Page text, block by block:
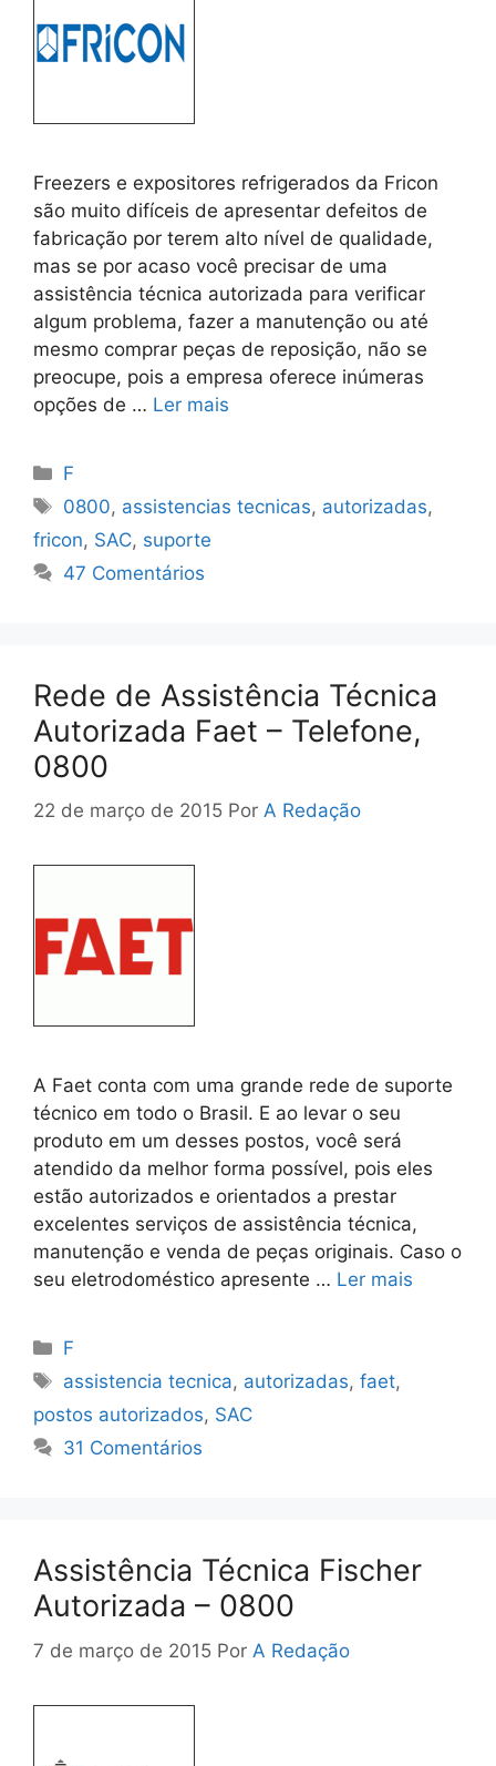
Freezers e expositores refrigerados da Fricon
são muito difíceis de apresentar defeitos de
fabricação por terem alto nível de qualidade,
mas se por acaso você precisar de uma
assistência técnica autorizada para verificar
algum problema, fazer a manutenção ou até
mesmo comprar peças de reposição, não se
preocupe, pois a empresa oferece inúmeras
opções de … Ler mais
Categorias
F
Tags
0800, assistencias tecnicas, autorizadas,
fricon, SAC, suporte
47 Comentários
Rede de Assistência Técnica
Autorizada Faet – Telefone,
0800
22 de março de 2015 Por A Redação
A Faet conta com uma grande rede de suporte
técnico em todo o Brasil. E ao levar o seu
produto em um desses postos, você será
atendido da melhor forma possível, pois eles
estão autorizados e orientados a prestar
excelentes serviços de assistência técnica,
manutenção e venda de peças originais. Caso o
seu eletrodoméstico apresente … Ler mais
Categorias
F
Tags
assistencia tecnica, autorizadas,faet,
postos autorizados, SAC
31 Comentários
Assistência Técnica Fischer
Autorizada – 0800
7 de março de 2015 Por A Redação